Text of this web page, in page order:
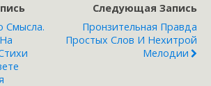
Смысла.
Следующая Запись
Пронзительная Правда
Простых Слов И Нехитрой
Мелодии